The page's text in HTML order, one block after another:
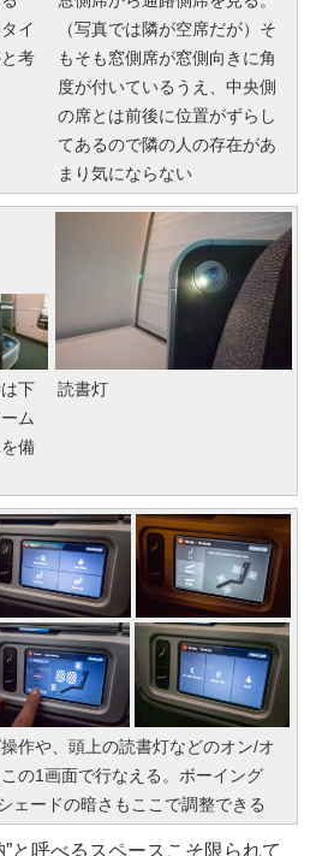
イ
考
（写真では隣が空席だが）そ
もそも窓側席が窓側向きに角
度が付いているうえ、中央側
の席とは前後に位置がずらし
てあるので隣の人の存在があ
まり気にならない
下
ム
備
読書灯
作や、頭上の読書灯などのオン/オ
の1画面で行なえる。ボーイング
ェードの暗さもここで調整できる
と呼べるスペースこそ限られて